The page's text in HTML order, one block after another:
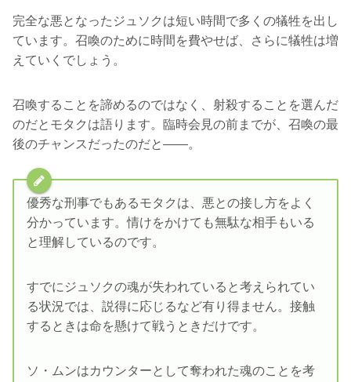
完全な悪となったジュソクは短い時間で多くの犠牲を出し
ています。召喚のために時間を費やせば、さらに犠牲は増
えていくでしょう。
召喚することを諦めるのではなく、射殺することを選んだ
のだとモタクは語ります。臨時会見の前までが、召喚の最
後のチャンスだったのだと――。
優秀な刑事でもあるモタクは、悪との接し方をよく
分かっています。情けをかけても無駄な相手もいる
と理解しているのです。
すでにジュソクの魂が失われていると考えられてい
る状況では、説得に応じるなど有り得ません。接触
するときは命を懸けて戦うときだけです。
ソ・ムンはカウンターとして奪われた魂のことを考